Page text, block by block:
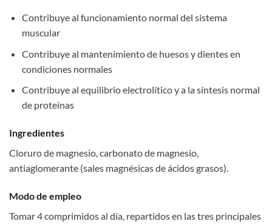
Contribuye al funcionamiento normal del sistema
muscular
Contribuye al mantenimiento de huesos y dientes en
condiciones normales
Contribuye al equilibrio electrolítico y a la síntesis normal
de proteínas
Ingredientes
Cloruro de magnesio, carbonato de magnesio,
antiaglomerante (sales magnésicas de ácidos grasos).
Modo de empleo
Tomar 4 comprimidos al día, repartidos en las tres principales